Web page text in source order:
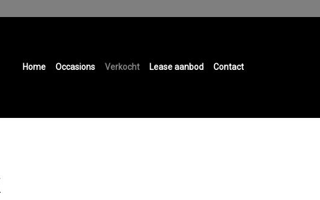
Home Occasions Verkocht Lease aanbod Contact